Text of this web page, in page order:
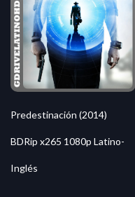
Predestinación (2014)
BDRip x265 1080p Latino-
Inglés